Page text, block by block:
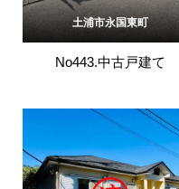
土浦市永国東町
No443.中古戸建て